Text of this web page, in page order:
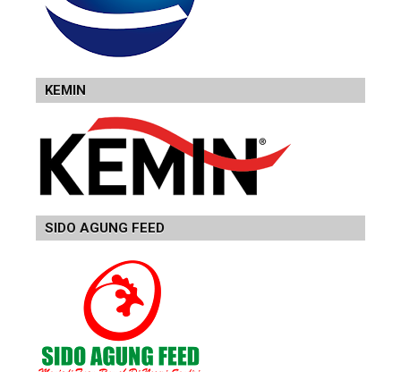
KEMIN
SIDO AGUNG FEED